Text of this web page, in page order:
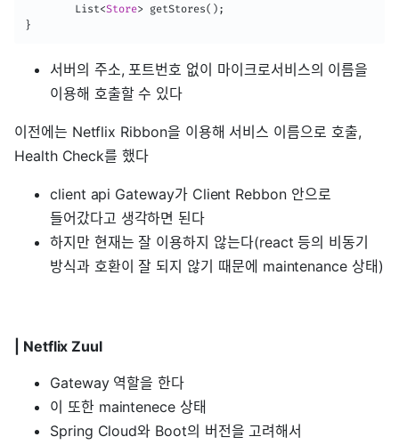
    	List
<Store> getStores();
서버의 주소, 포트번호 없이 마이크로서비스의 이름을
이용해 호출할 수 있다
이전에는 Netflix Ribbon을 이용해 서비스 이름으로 호출,
Health Check를 했다
client api Gateway가 Client Rebbon 안으로
들어갔다고 생각하면 된다
하지만 현재는 잘 이용하지 않는다(react 등의 비동기
방식과 호환이 잘 되지 않기 때문에 maintenance 상태)
| Netflix Zuul
Gateway 역할을 한다
이 또한 maintenece 상태
Spring Cloud와 Boot의 버전을 고려해서